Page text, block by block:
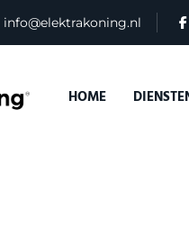
info@elektrakoning.nl
HOME